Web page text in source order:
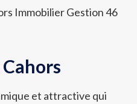
Immobilier Gestion 46
et attractive qui